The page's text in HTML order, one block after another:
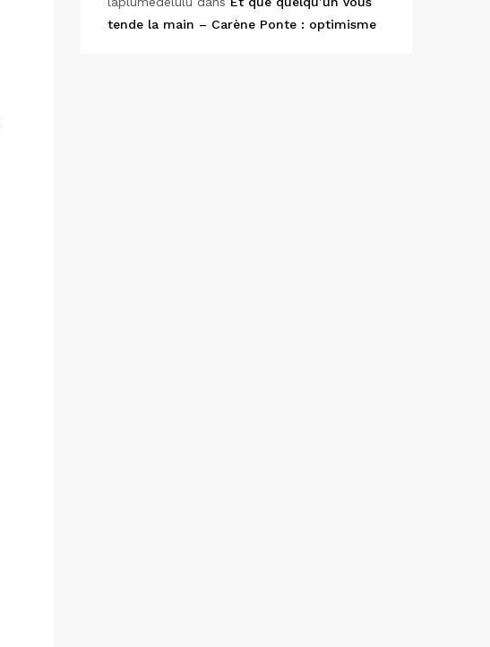
tende la main – Carène Ponte : optimisme